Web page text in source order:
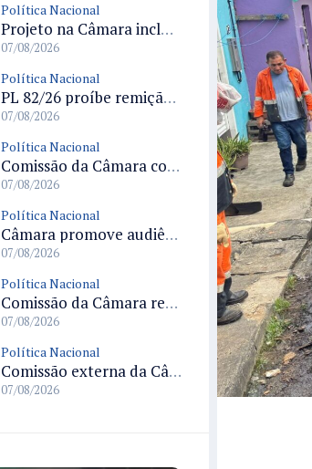
Política Nacional
Projeto na Câmara inclui estudantes com deficiência no regime escolar especial da LDB e estabelece critérios para frequência
07/08/2026
Política Nacional
PL 82/26 proíbe remição de pena por trabalho em funções militares para condenados por crimes contra o Estado Democrático de Direito
07/08/2026
Política Nacional
Comissão da Câmara convoca audiência para discutir misoginia nas escolas e universidades após divulgação de listas misóginas
07/08/2026
Política Nacional
Câmara promove audiência sobre Marco de Fomento à Economia Digital e impactos da inteligência artificial
07/08/2026
Política Nacional
Comissão da Câmara realiza audiência sobre apostas online para medir o tamanho do mercado ilegal
07/08/2026
Política Nacional
Comissão externa da Câmara convoca audiência pública sobre chuvas na Zona da Mata de Minas Gerais e impactos em Juiz de Fora
07/08/2026